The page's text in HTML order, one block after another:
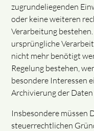
zugrundeliegenden
oder keine weiteren
Verarbeitung
ursprüngliche
nicht mehr benötigt
Regelung bestehen,
besondere Interessen
Archivierung der
Insbesondere müssen
steuerrechtlichen